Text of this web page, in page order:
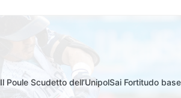
Il Poule Scudetto dell’UnipolSai Fortitudo